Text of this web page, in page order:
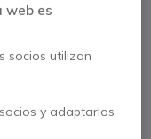
más
web es
socios utilizan
y adaptarlos